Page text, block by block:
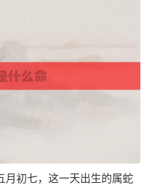
月初七，这一天出生的属蛇